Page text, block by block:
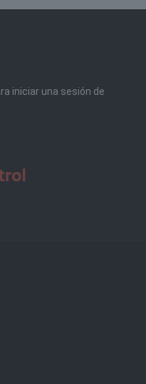
iniciar una sesión de